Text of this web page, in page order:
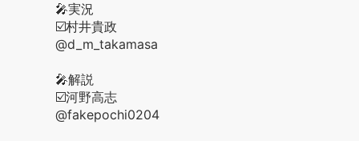
🎤実況
☑️村井貴政
@d_m_takamasa
🎤解説
☑️河野高志
@fakepochi0204